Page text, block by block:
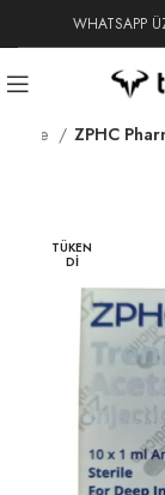
WHATSAPP
ZPHC
TÜKEN
DI